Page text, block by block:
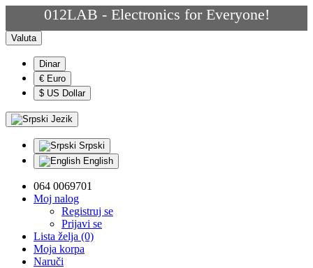
012LAB - Electronics for Everyone!
Valuta
Dinar
€ Euro
$ US Dollar
Jezik
Srpski
English
064 0069701
Moj nalog
Registruj se
Prijavi se
Lista želja (0)
Moja korpa
Naruči